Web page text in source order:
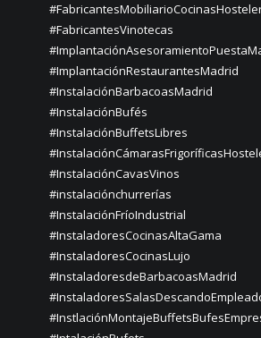
#FabricantesVinotecas
#ImplantaciónRestaurantesMadrid
#InstalaciónBarbacoasMadrid
#InstalaciónBufés
#InstalaciónBuffetsLibres
#InstalaciónCavasVinos
#instalaciónchurrerías
#InstalaciónFríoIndustrial
#InstaladoresCocinasAltaGama
#InstaladoresCocinasLujo
#InstaladoresdeBarbacoasMadrid